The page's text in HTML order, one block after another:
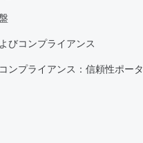
びコンプライアンス
ンプライアンス：信頼性ポータ